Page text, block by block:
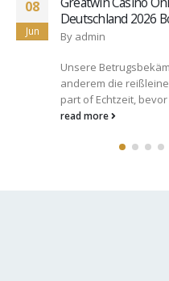
26
Jun
casinos to ensure
deposit incentives
Exactly like casinos
specific gambling
deposit 100 % free